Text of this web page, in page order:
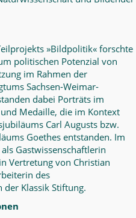
»Bildpolitik« forschte
politischen Potenzial von
im Rahmen der
Sachsen-Weimar-
dabei Porträts im
Medaille, die im Kontext
Carl Augusts bzw.
Goethes entstanden. Im
Gastwissenschaftlerin
Vertretung von Christian
des
der Klassik Stiftung.